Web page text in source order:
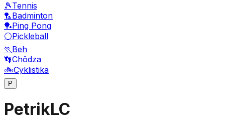
🎾Tennis
🏸Badminton
🏓Ping Pong
⚪Pickleball
🏃Beh
👣Chôdza
🚲Cyklistika
P
PetrikLC